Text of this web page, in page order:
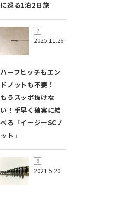
に巡る1泊2日旅
2025.11.26
ハーフヒッチもエン
ドノットも不要！
もうスッポ抜けな
い！手早く確実に結
べる「イージーSCノ
ット」
2021.5.20